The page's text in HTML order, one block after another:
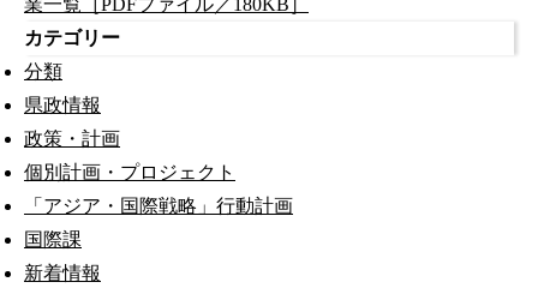
業一覧［PDFファイル／180KB］
カテゴリー
分類
県政情報
政策・計画
個別計画・プロジェクト
「アジア・国際戦略」行動計画
国際課
新着情報